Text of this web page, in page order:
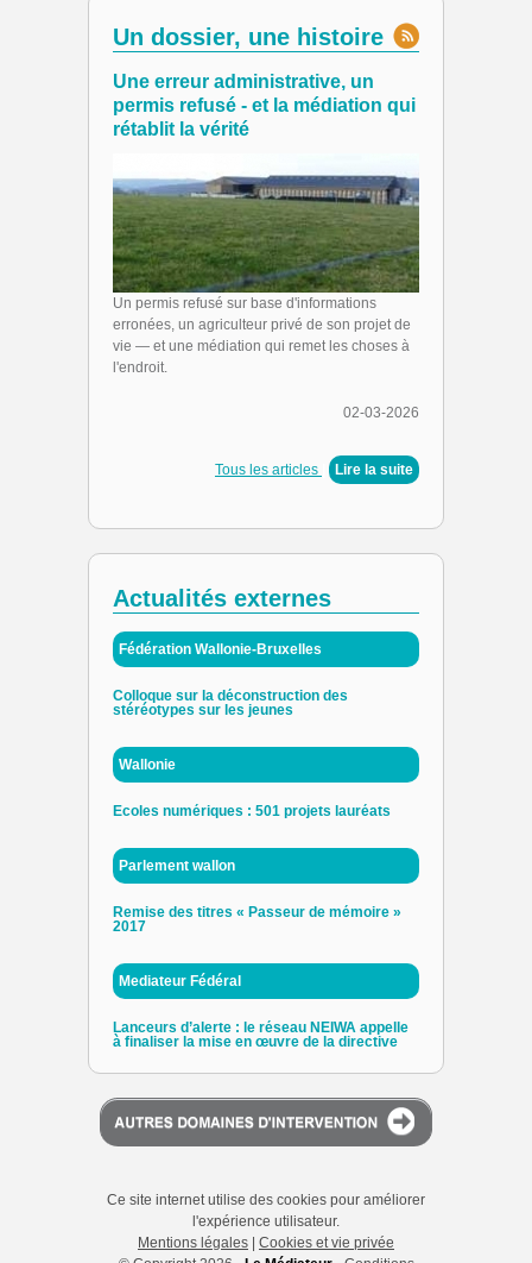
Un dossier, une histoire
Une erreur administrative, un
permis refusé - et la médiation qui
rétablit la vérité
Un permis refusé sur base d'informations
erronées, un agriculteur privé de son projet de
vie — et une médiation qui remet les choses à
l'endroit.
02-03-2026
Tous les articles Lire la suite
Actualités externes
Fédération Wallonie-Bruxelles
Colloque sur la déconstruction des
stéréotypes sur les jeunes
Wallonie
Ecoles numériques : 501 projets lauréats
Parlement wallon
Remise des titres « Passeur de mémoire »
2017
Mediateur Fédéral
Lanceurs d’alerte : le réseau NEIWA appelle
à finaliser la mise en œuvre de la directive
Ce site internet utilise des cookies pour améliorer
l'expérience utilisateur.
Mentions légales | Cookies et vie privée